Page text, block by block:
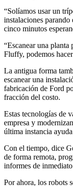
“Solíamos usar un
instalaciones parando
cinco minutos
“Escanear una planta
Fluffy, podemos
La antigua forma
escanear una
fabricación de Ford
fracción del costo.
Estas tecnologías de
empresa y
última instancia
Con el tiempo, dice
de forma remota,
informes de
Por ahora, los robots